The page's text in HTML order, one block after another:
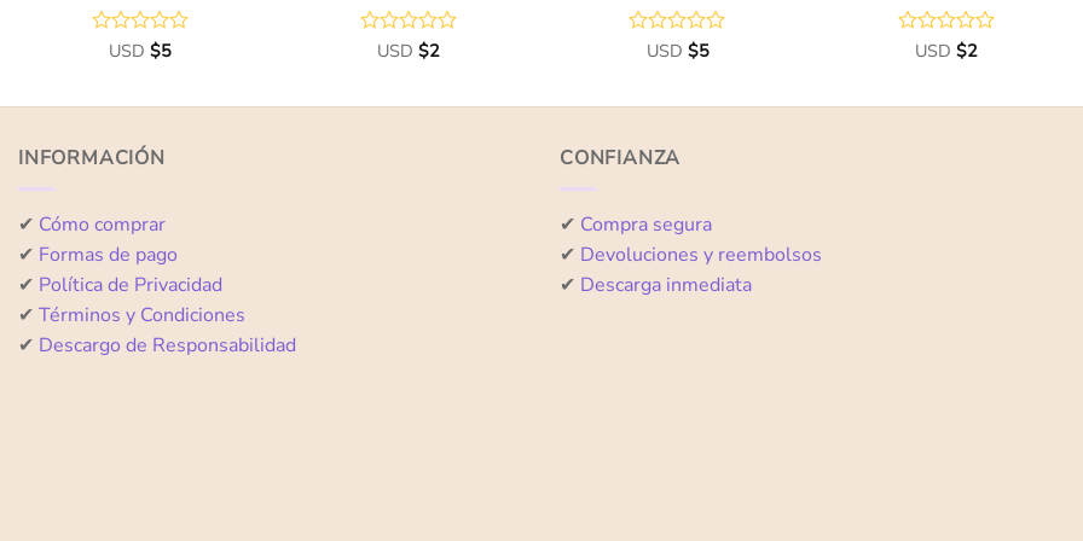
Valorado
de
USD$5
Valorado
de
USD$2
Valorado
de
USD $5
Valorado
de
USD$2
INFORMACIÓN
✔ Cómo comprar
✔ Formas de pago
✔ Política de Privacidad
✔ Términos y Condiciones
✔ Descargo de Responsabilidad
CONFIANZA
✔ Compra segura
✔ Devoluciones y reembolsos
✔ Descarga inmediata